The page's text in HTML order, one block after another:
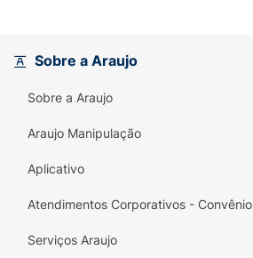
Sobre a Araujo
Sobre a Araujo
Araujo Manipulação
Aplicativo
Atendimentos Corporativos - Convênio
Serviços Araujo